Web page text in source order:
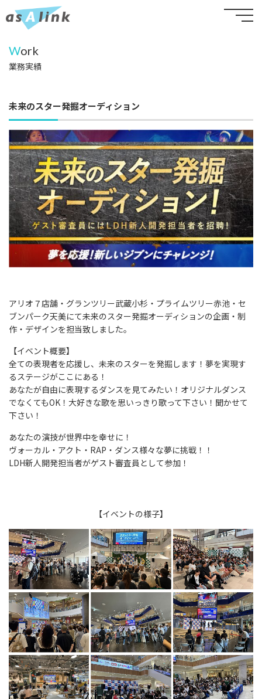
Work
業務実績
未来のスター発掘オーディション
アリオ７店舗・グランツリー武蔵小杉・プライムツリー赤池・セ
ブンパーク天美にて未来のスター発掘オーディションの企画・制
作・デザインを担当致しました。
【イベント概要】
全ての表現者を応援し、未来のスターを発掘します！夢を実現す
るステージがここにある！
あなたが自由に表現するダンスを見てみたい！オリジナルダンス
でなくてもOK！大好きな歌を思いっきり歌って下さい！聞かせて
下さい！
あなたの演技が世界中を幸せに！
ヴォーカル・アクト・RAP・ダンス様々な夢に挑戦！！
LDH新人開発担当者がゲスト審査員として参加！
【イベントの様子】